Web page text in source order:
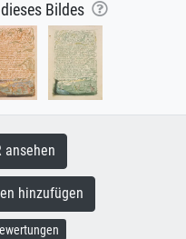
Bildes
ansehen
hinzufügen